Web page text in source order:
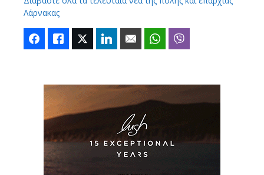
Λάρνακας
FacebookLike Twitter LinkedIn Email WhatsApp